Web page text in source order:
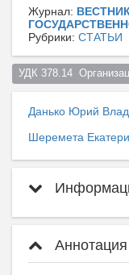
Журнал:
Рубрики: СТАТЬИ
УДК 378.14
Данько Юрий
Шеремета